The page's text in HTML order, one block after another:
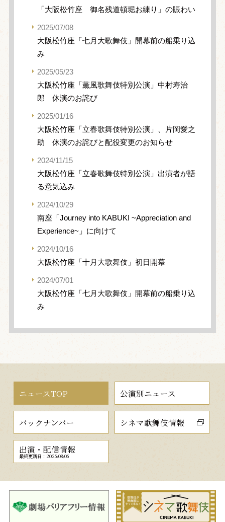
「大阪松竹座 御名残道頓堀お練り」の賑わい
2025/07/08
大阪松竹座「七月大歌舞伎」開幕前の船乗り込
み
2025/05/23
大阪松竹座「薫風歌舞伎特別公演」中村寿治
郎 休演のお詫び
2025/01/16
大阪松竹座「立春歌舞伎特別公演」、片岡愛之
助 休演のお詫びと配役変更のお知らせ
2024/11/15
大阪松竹座「立春歌舞伎特別公演」出演者が語
る意気込み
2024/10/29
南座「Journey into KABUKI ~Appreciation and
Experience~」に向けて
2024/10/16
大阪松竹座「十月大歌舞伎」初日開幕
2024/07/01
大阪松竹座「七月大歌舞伎」開幕前の船乗り込
み
ニュースTOP 公演別ニュース
バックナンバー シネマ歌舞伎情報
出演・配信情報
最終更新日：2026/08/06